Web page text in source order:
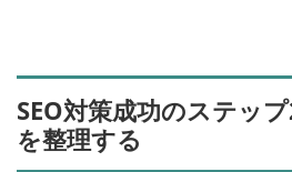
SEO対策成功のステッ
を整理する